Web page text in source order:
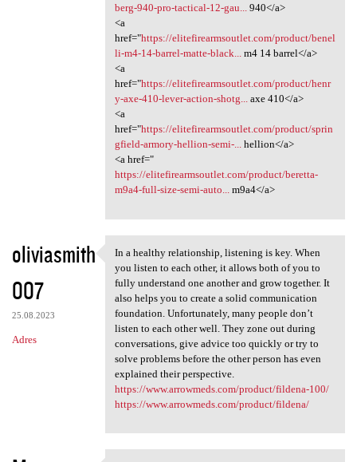
berg-940-pro-tactical-12-gau...
940</a>
<a
href="https://elitefirearmsoutlet.com/product/benel
li-m4-14-barrel-matte-black...
m4 14 barrel</a>
<a
href="https://elitefirearmsoutlet.com/product/henr
y-axe-410-lever-action-shotg...
axe 410</a>
<a
href="https://elitefirearmsoutlet.com/product/sprin
gfield-armory-hellion-semi-...
hellion</a>
<a href="
https://elitefirearmsoutlet.com/product/beretta-
m9a4-full-size-semi-auto...
m9a4</a>
oliviasmith
007
25.08.2023
Adres
In a healthy relationship,
In a healthy relationship, listening is key. When
you listen to each other, it allows both of you to
fully understand one another and grow together. It
also helps you to create a solid communication
foundation. Unfortunately, many people don’t
listen to each other well. They zone out during
conversations, give advice too quickly or try to
solve problems before the other person has even
explained their perspective.
https://www.arrowmeds.com/product/fildena-100/
https://www.arrowmeds.com/product/fildena/